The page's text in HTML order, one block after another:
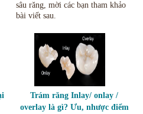
sâu răng, mời các bạn tham khảo
bài viết sau.
Trám răng Inlay/ onlay /
overlay là gì? Ưu, nhược điểm